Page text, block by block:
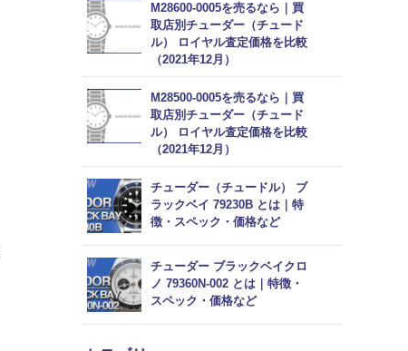
M28600-0005を売るなら｜買
取店別チューダー（チュード
ル） ロイヤル査定価格を比較
（2021年12月）
M28500-0005を売るなら｜買
取店別チューダー（チュード
ル） ロイヤル査定価格を比較
（2021年12月）
チューダー（チュードル） ブ
ラックベイ 79230B とは｜特
徴・スペック・価格など
チューダー ブラックベイクロ
ノ 79360N-002 とは｜特徴・
スペック・価格など